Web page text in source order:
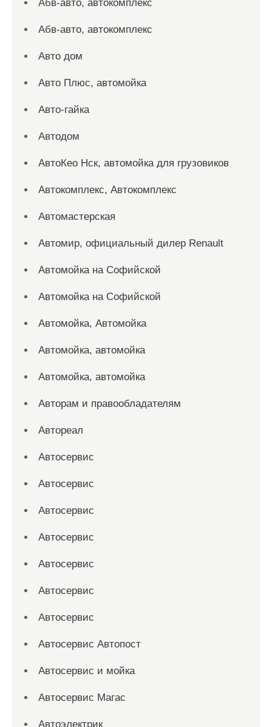
Абв-авто, автокомплекс
Абв-авто, автокомплекс
Авто дом
Авто Плюс, автомойка
Авто-гайка
Автодом
АвтоКео Нск, автомойка для грузовиков
Автокомплекс, Автокомплекс
Автомастерская
Автомир, официальный дилер Renault
Автомойка на Софийской
Автомойка на Софийской
Автомойка, Автомойка
Автомойка, автомойка
Автомойка, автомойка
Авторам и правообладателям
Автореал
Автосервис
Автосервис
Автосервис
Автосервис
Автосервис
Автосервис
Автосервис
Автосервис Автопост
Автосервис и мойка
Автосервис Магас
Автоэлектрик